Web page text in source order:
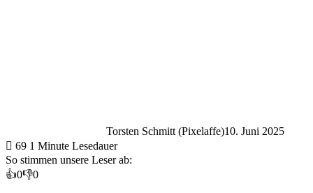
Torsten Schmitt (Pixelaffe)10. Juni 2025
69 1 Minute Lesedauer
So stimmen unsere Leser ab:
👍0👎0